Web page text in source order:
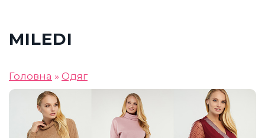
MILEDI
Головна » Одяг